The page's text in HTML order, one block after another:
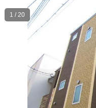
1 / 20